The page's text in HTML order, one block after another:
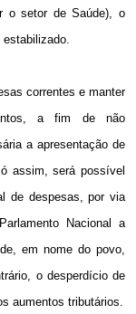
o setor de Saúde), o
correntes e manter
a fim de não
a apresentação de
assim, será possível
de despesas, por via
Nacional a
em nome do povo,
o desperdício de
aumentos tributários.